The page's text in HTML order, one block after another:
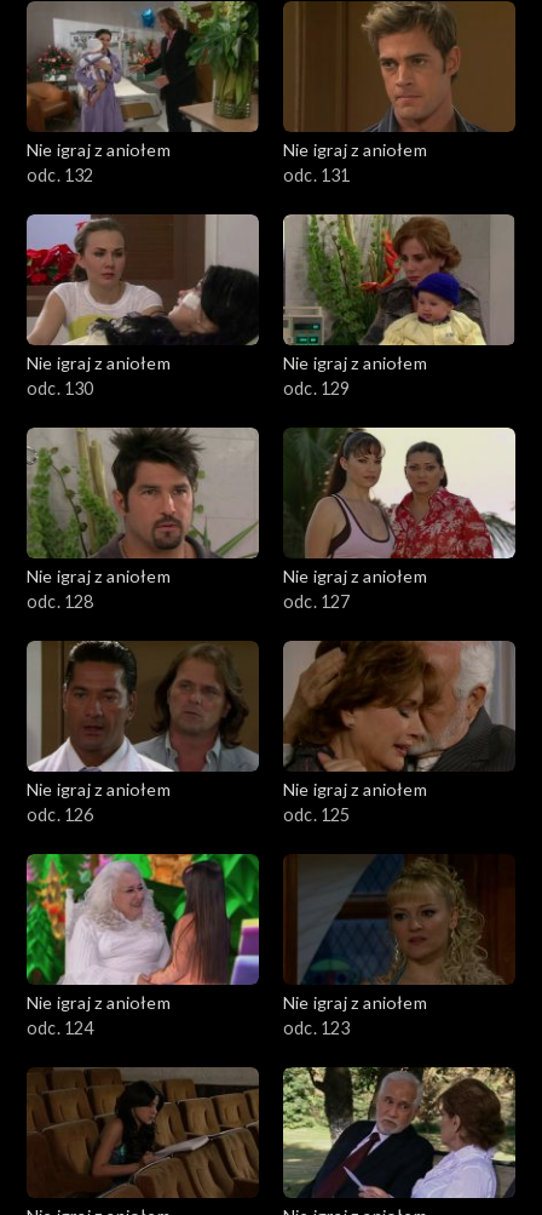
Nie igraj z aniołem
odc. 132
Nie igraj z aniołem
odc. 131
Nie igraj z aniołem
odc. 130
Nie igraj z aniołem
odc. 129
Nie igraj z aniołem
odc. 128
Nie igraj z aniołem
odc. 127
Nie igraj z aniołem
odc. 126
Nie igraj z aniołem
odc. 125
Nie igraj z aniołem
odc. 124
Nie igraj z aniołem
odc. 123